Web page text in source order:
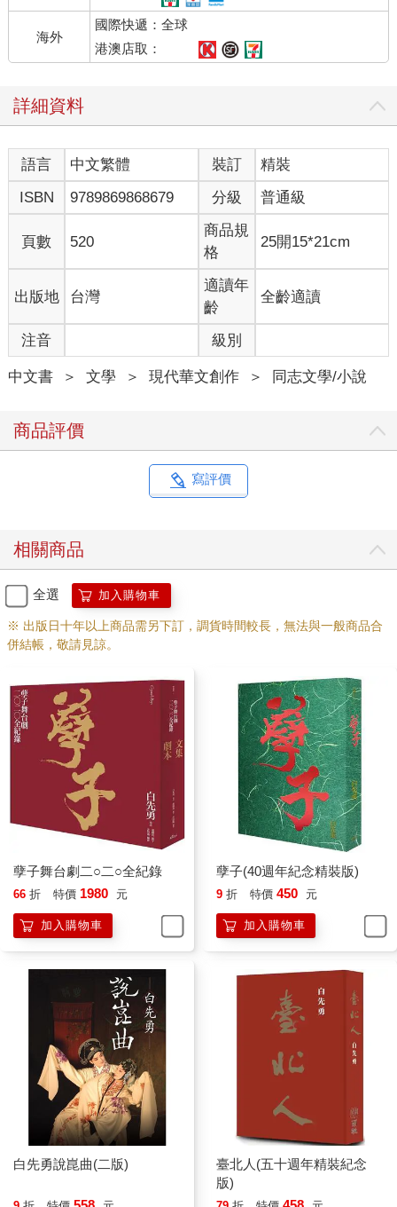
生的麋鹿，異常警覺的聆聽著。風吹草動，每一聲對我們都是一
種警告。只要那打著鐵釘的警察皮靴，咯軋咯軋，從那片棕櫚叢
中，一旦侵襲到我們的疆域裡，我們便會不約而同，倏地一下，
做鳥獸散。有的竄到播音台前，混入人堆中；有的鑽進廁所裡，
墓般的博物館石階上，躲入那一根根矗立的石柱後面，在石柱的
陰影掩蔽下，暫時獲得苟延殘喘的機會。我們那個無政府的王
國，並不能給予我們任何的庇護，我們都得仰靠自己的動物本
能，在黑暗中摸索出一條求存之道。
我們這個王國，歷史曖昧，不知道是誰創立的，也不知道始於何
時，然而在我們這個極隱秘、極不合法的蕞爾小國中，這些年，
卻也發生過不少可歌可泣，不足與外人道的滄桑痛史。我們那幾
位白髮蒼蒼的元老，對我們提起從前那些斑斑往事來，總是頗帶
感傷而又不免稍稍自傲的嘆息道：
「唉，你們哪裡趕得上那些日子？」
據說若干年前，公園裡那頃蓮花池內，曾經栽滿了紅睡蓮。到了
夏天，那些睡蓮一朵朵開放了起來，浮在水面上，像是一盞盞明
蓮拔得精光，在池中央起了一座八角形的亭閣，池子的四周，也
築了幾棟紅柱綠瓦的涼亭，使得我們這片原來十分原始樸素的國
異。我們那幾位元老提起此事，總不免撫今追昔的惋嘆：
於是他們又互相道出一些我們從來沒有聽過的姓名，追懷起一些
令人心折的古老故事來。那些故事的主角，都是若干年前，脫離
了我們的國籍，到外面去闖江湖的英雄好漢。有的早已失蹤，音
訊俱杳。有的夭折，墓上都爬滿了野草。可是也有的，卻在五
年、十年、十五年、二十年後，一個又深又黑的夜裡，突然會出
現在蓮花池畔，重返我們黑暗王國，圍著池子急切焦灼的輪迴
著，好像在尋找自己許多年前失去了的那個靈魂似的。於是我們
那些白髮蒼蒼的元老們，便點著頭，半閉著眼，滿面悲憫，帶著
智慧，而又十分感慨的結論道：
「總是這樣的，你們以為外面的世界很大麼？有一天，總有那麼
一天，你們仍舊會乖乖的飛回到咱們自己這個老窩裡來。」
昨天，台北市的氣溫又升到了攝氏四十度。報紙上說，這是二十
年來，最炎熱，最乾旱的一個夏天。整個八月，一滴雨水也沒下
過。公園裡的樹木，熱得都在冒煙。那些棕櫚、綠珊瑚、大王
椰，一叢叢鬱鬱蒸蒸，頂上罩著一層熱霧。公園內蓮花池周圍的
裡，都在噴吐著熱氣。人站在石階上，身上給熱氣熏得暖烘烘、
癢麻麻的。天上黑沉沉，雲層低得壓到了地面上一般。夜空的一
角，一團肥圓的大月亮，低低浮在椰頂上，昏紅昏紅的，好像一
隻發著猩紅熱的大肉球，帶著血絲。四周沒有一點風，樹林子黑
魆魆，一棵棵靜立在那裡。空氣又濃又熱又悶，膠凝了起來一
因為是週末的晚上，我們都到齊了，一個挨著一個，站在蓮花池
的台階上，靠著欄杆，把池子圍得密密的。池子的周圍，浮滿了
人頭，在黑暗中，一顆顆，晃過來，晃過去，在繞著池子打圈
圈。在幽冥的夜色裡，我們可以看到，這邊浮著一枚殘禿的頭
顱，那邊飄著一綹麻白的髮鬢，一雙雙睜得老大、閃著慾念的眼
睛，像夜貓的瞳孔，在射著精光。低低的、沙沙的，隱秘的私
語，在各個角落，嗡嗡嚶嚶的進行著。偶爾，一下孟浪的笑聲，
會唐突的迸發到濃烈的夜空裡，向四處滾跳過去。當然，這陣放
海外
國際快遞：全球
港澳店取：
詳細資料
語言 中文繁體 裝訂
精裝
ISBN
9789869868679 分級 普通級
頁數 520
商品規
格
25開15*21cm
出版地 台灣
適讀年
齡
全齡適讀
注音 級別
中文書 ＞ 文學 ＞ 現代華文創作 ＞ 同志文學/小說
商品評價
寫評價
相關商品
全選 加入購物車
※ 出版日十年以上商品需另下訂，調貨時間較長，無法與一般商品合
併結帳，敬請見諒。
孽子舞台劇二○二○全紀錄
66 折 特價 1980 元
加入購物車
孽子(40週年紀念精裝版)
9 折 特價 450 元
加入購物車
白先勇說崑曲(二版)
臺北人(五十週年精裝紀念
版)